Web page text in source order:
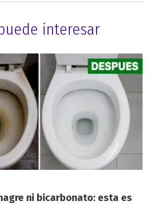
interesar
ni bicarbonato: esta es